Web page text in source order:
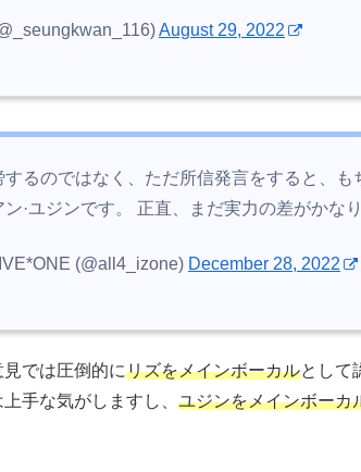
August 29, 2022
するのではなく、ただ所信発言をすると、
ン·ユジンです。 正直、まだ実力の差がかな
(@all4_izone) December 28, 2022
では圧倒的にリズをメインボーカルとして
手な気がしますし、 ユジンをメインボーカ